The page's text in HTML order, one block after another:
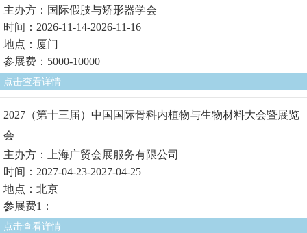
主办方：国际假肢与矫形器学会
时间：2026-11-14-2026-11-16
地点：厦门
参展费：5000-10000
点击查看详情
2027（第十三届）中国国际骨科内植物与生物材料大会暨展览
会
主办方：上海广贸会展服务有限公司
时间：2027-04-23-2027-04-25
地点：北京
参展费1：
点击查看详情